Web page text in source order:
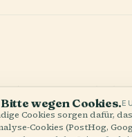
die ganze
wegen Cookies.
Cookies sorgen dafür,
Cookies (PostHog,